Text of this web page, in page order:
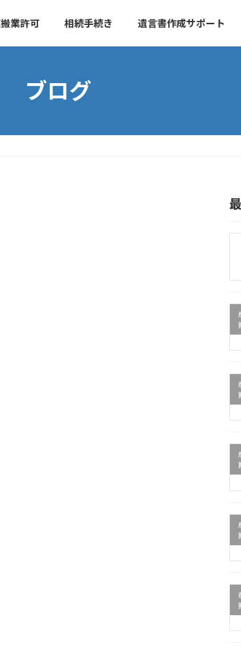
業許可 相続手続き 遺言書作成サポート
ブログ